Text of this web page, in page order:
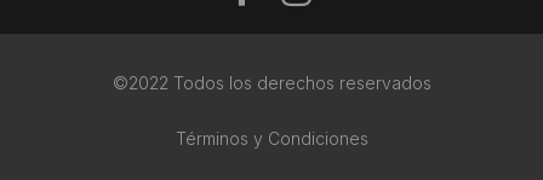
©2022 Todos los derechos reservados
Términos y Condiciones